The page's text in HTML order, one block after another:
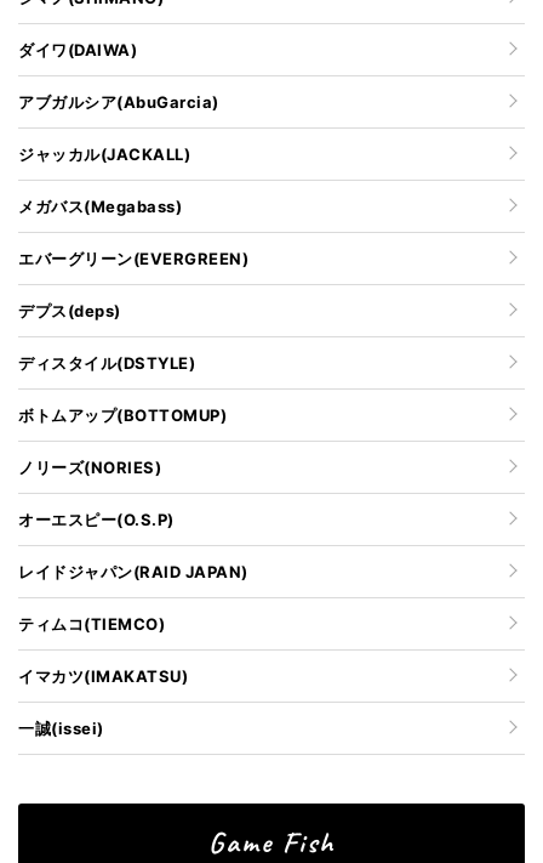
ダイワ(DAIWA)
アブガルシア(AbuGarcia)
ジャッカル(JACKALL)
メガバス(Megabass)
エバーグリーン(EVERGREEN)
デプス(deps)
ディスタイル(DSTYLE)
ボトムアップ(BOTTOMUP)
ノリーズ(NORIES)
オーエスピー(O.S.P)
レイドジャパン(RAID JAPAN)
ティムコ(TIEMCO)
イマカツ(IMAKATSU)
一誠(issei)
Game Fish